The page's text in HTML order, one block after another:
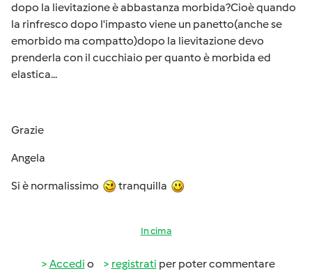
dopo la lievitazione è abbastanza morbida?Cioè quando
la rinfresco dopo l'impasto viene un panetto(anche se
emorbido ma compatto)dopo la lievitazione devo
prenderla con il cucchiaio per quanto è morbida ed
elastica...
Grazie
Angela
Si è normalissimo tranquilla
In cima
Accedi o registrati per poter commentare